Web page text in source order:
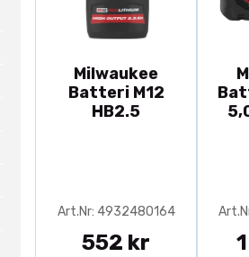
Milwaukee
Batteri M12
HB2.5
Art.Nr: 4932480164
552 kr